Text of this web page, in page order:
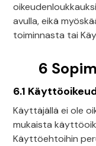
avulla, eikä
toiminnasta tai
6
6.1
Käyttäjällä ei ole
mukaista
Käyttöehtoihin